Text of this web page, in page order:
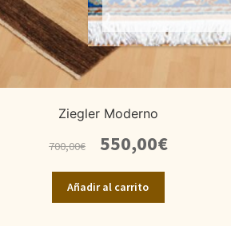
Ziegler Moderno
700,00€
precio
original
era:
700,00€.
550,00€El
precio
Añadir al carrito